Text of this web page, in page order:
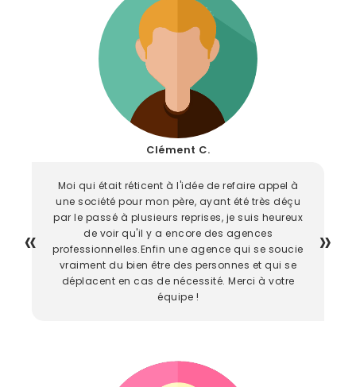
Clément C.
Moi qui était réticent à l'idée de refaire appel à
une société pour mon père, ayant été très déçu
par le passé à plusieurs reprises, je suis heureux
de voir qu'il y a encore des agences
professionnelles.Enfin une agence qui se soucie
vraiment du bien être des personnes et qui se
déplacent en cas de nécessité. Merci à votre
équipe !